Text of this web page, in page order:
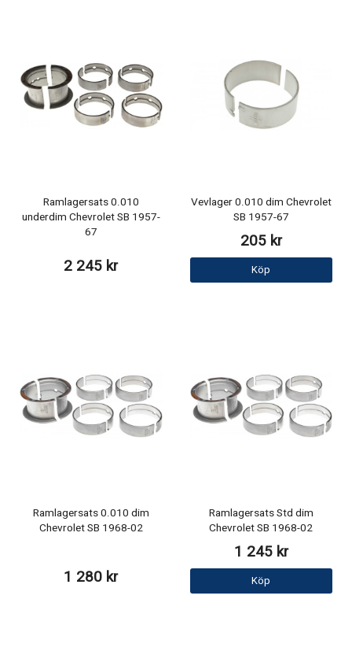
Ramlagersats 0.010
underdim Chevrolet SB 1957-
67
2 245 kr
Vevlager 0.010 dim Chevrolet
SB 1957-67
205 kr
Köp
Ramlagersats 0.010 dim
Chevrolet SB 1968-02
1 280 kr
Ramlagersats Std dim
Chevrolet SB 1968-02
1 245 kr
Köp